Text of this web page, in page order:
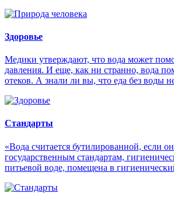
Здоровье
Медики утверждают, что вода может
давления. И еще, как ни странно, вода
отеков. А знали ли вы, что еда без воды
Стандарты
«Вода считается бутилированной, если
государственным стандартам,
питьевой воде, помещена в